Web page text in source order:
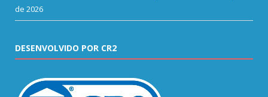
de 2026
DESENVOLVIDO POR CR2